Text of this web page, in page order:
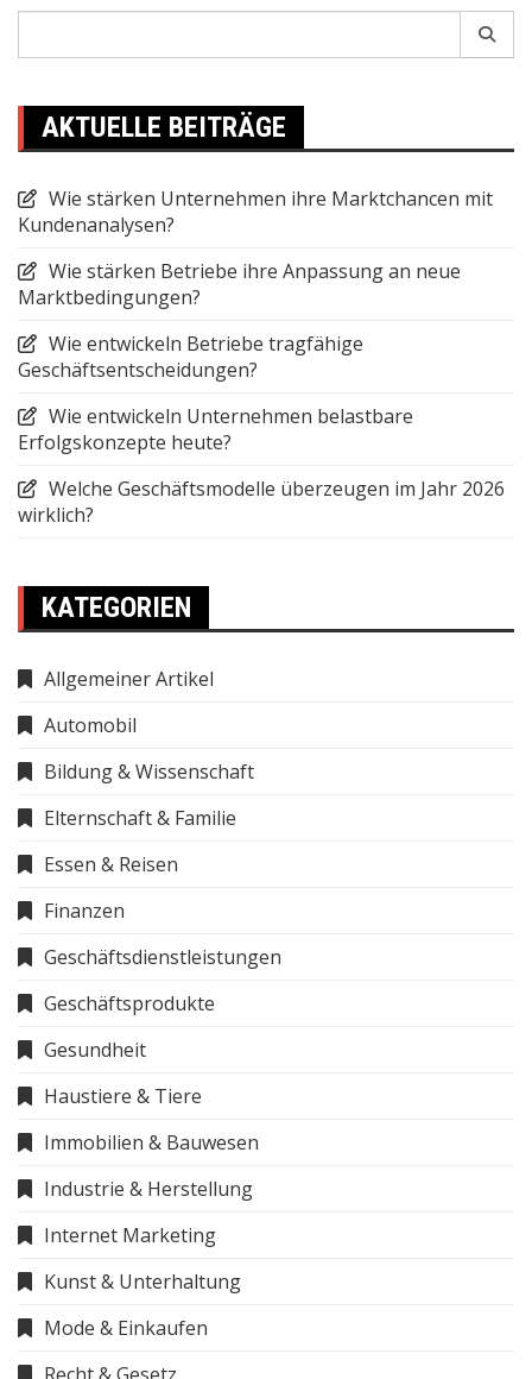
AKTUELLE BEITRÄGE
Wie stärken Unternehmen ihre Marktchancen mit
Kundenanalysen?
Wie stärken Betriebe ihre Anpassung an neue
Marktbedingungen?
Wie entwickeln Betriebe tragfähige
Geschäftsentscheidungen?
Wie entwickeln Unternehmen belastbare
Erfolgskonzepte heute?
Welche Geschäftsmodelle überzeugen im Jahr 2026
wirklich?
KATEGORIEN
Allgemeiner Artikel
Automobil
Bildung & Wissenschaft
Elternschaft & Familie
Essen & Reisen
Finanzen
Geschäftsdienstleistungen
Geschäftsprodukte
Gesundheit
Haustiere & Tiere
Immobilien & Bauwesen
Industrie & Herstellung
Internet Marketing
Kunst & Unterhaltung
Mode & Einkaufen